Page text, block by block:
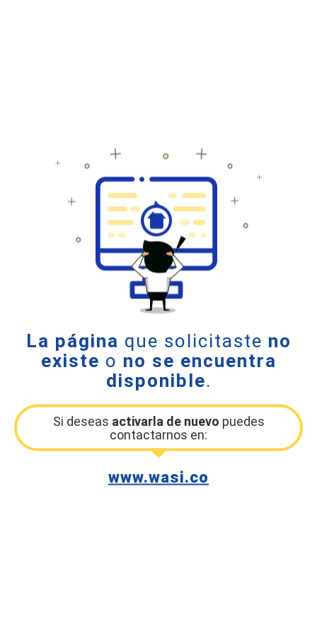
La página que solicitaste no
existe o no se encuentra
disponible.
Si deseas activarla de nuevo puedes
contactarnos en:
www.wasi.co